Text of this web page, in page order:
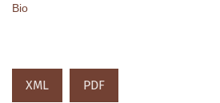
Bio
XML PDF